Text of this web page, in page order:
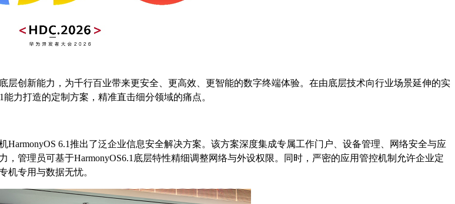
创新能力，为千行百业带来更安全、更高效、更智能的数字终端体验。在由底层技术向行业场景延伸的实
力打造的定制方案，精准直击细分领域的痛点。
6.1推出了泛企业信息安全解决方案。该方案深度集成专属工作门户、设备管理、网络安全与应
管理员可基于HarmonyOS6.1底层特性精细调整网络与外设权限。同时，严密的应用管控机制允许企业定
机专用与数据无忧。